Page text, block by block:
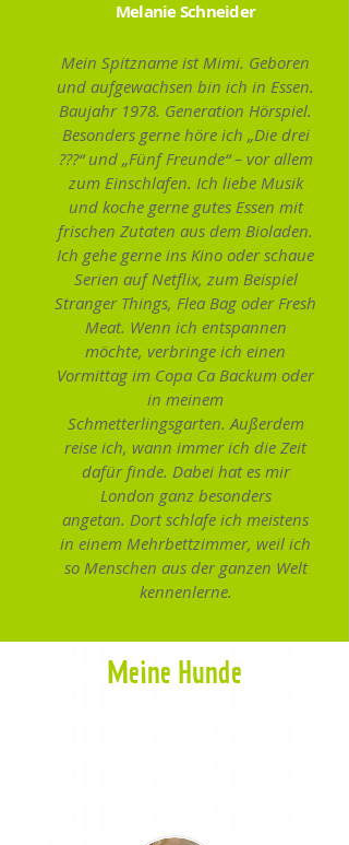
Melanie Schneider
Mein Spitzname ist Mimi. Geboren
und aufgewachsen bin ich in Essen.
Baujahr 1978. Generation Hörspiel.
Besonders gerne höre ich „Die drei
???“ und „Fünf Freunde“ – vor allem
zum Einschlafen. Ich liebe Musik
und koche gerne gutes Essen mit
frischen Zutaten aus dem Bioladen.
Ich gehe gerne ins Kino oder schaue
Serien auf Netflix, zum Beispiel
Stranger Things, Flea Bag oder Fresh
Meat. Wenn ich entspannen
möchte, verbringe ich einen
Vormittag im Copa Ca Backum oder
in meinem
Schmetterlingsgarten. Außerdem
reise ich, wann immer ich die Zeit
dafür finde. Dabei hat es mir
London ganz besonders
angetan. Dort schlafe ich meistens
in einem Mehrbettzimmer, weil ich
so Menschen aus der ganzen Welt
kennenlerne.
Meine Hunde